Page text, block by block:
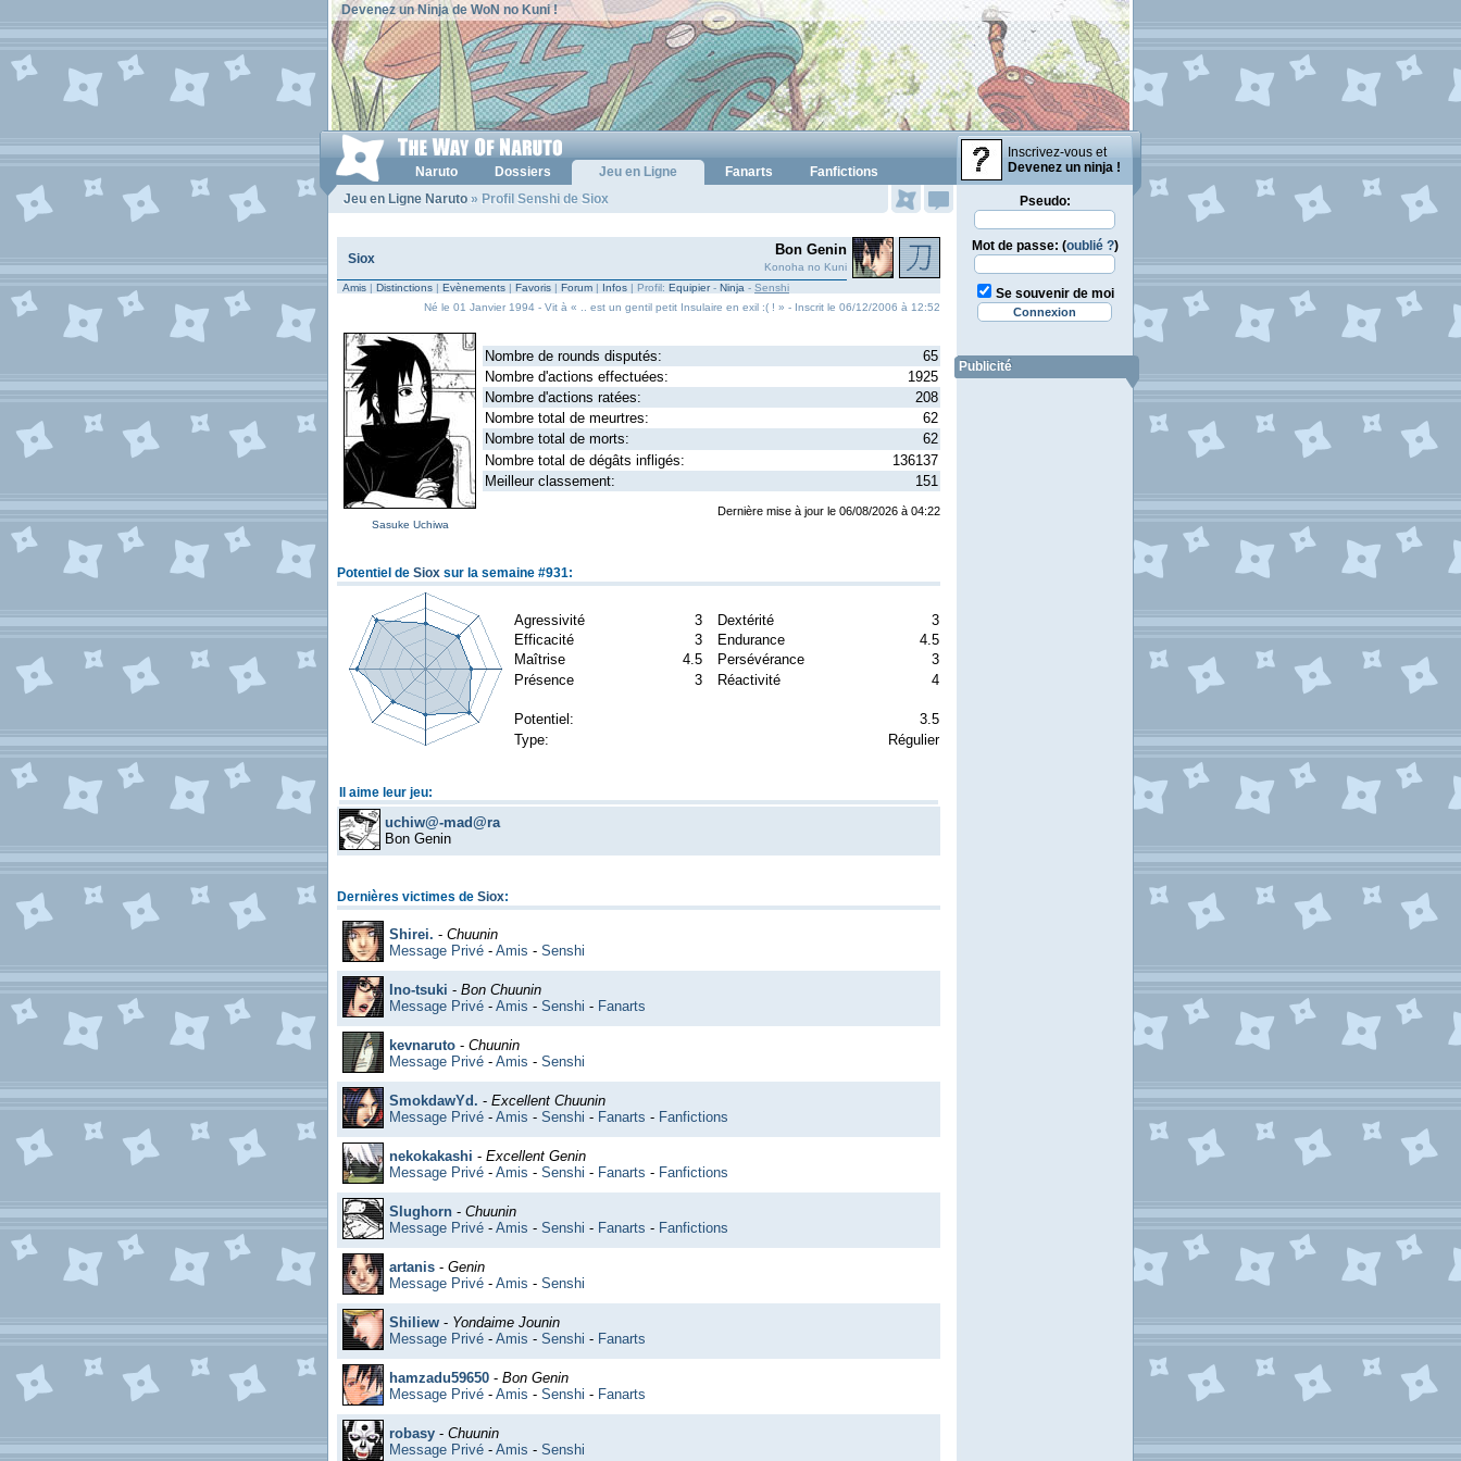
Devenez un Ninja de WoN no Kuni !
Inscrivez-vous et
Devenez un ninja !
Naruto Dossiers Jeu en Ligne Fanarts
Fanfictions
Jeu en Ligne Naruto » Profil Senshi de Siox
Siox
Bon Genin
Konoha no Kuni
Amis | Distinctions | Evènements | Favoris | Forum | Infos | Profil: Equipier- Ninja - Senshi
Né le 01 Janvier 1994 - Vit à « .. est un gentil petit Insulaire en exil :( ! » - Inscrit le 06/12/2006 à 12:52
Sasuke Uchiwa
Nombre de rounds disputés:
65
Nombre d'actions effectuées:
1925
Nombre d'actions ratées:
208
Nombre total de meurtres:
62
Nombre total de morts:
62
Nombre total de dégâts infligés:
136137
Meilleur classement:
151
Dernière mise à jour le 06/08/2026 à 04:22
Potentiel de Siox sur la semaine #931:
Agressivité 3 Dextérité
3
Efficacité
3 Endurance
4.5
Maîtrise
4.5 Persévérance
3
Présence
3 Réactivité 4
Potentiel:
3.5
Type:
Régulier
Il aime leur jeu:
uchiw@-mad@ra
Bon Genin
Dernières victimes de Siox:
Shirei. - Chuunin
Message Privé - Amis - Senshi
Ino-tsuki - Bon Chuunin
Message Privé - Amis - Senshi - Fanarts
kevnaruto - Chuunin
Message Privé - Amis - Senshi
SmokdawYd. - Excellent Chuunin
Message Privé - Amis - Senshi - Fanarts - Fanfictions
nekokakashi - Excellent Genin
Message Privé - Amis - Senshi - Fanarts - Fanfictions
Slughorn - Chuunin
Message Privé - Amis - Senshi - Fanarts - Fanfictions
artanis - Genin
Message Privé - Amis - Senshi
Shiliew - Yondaime Jounin
Message Privé - Amis - Senshi - Fanarts
hamzadu59650 - Bon Genin
Message Privé - Amis - Senshi - Fanarts
robasy - Chuunin
Message Privé - Amis - Senshi
Pseudo:
Mot de passe: (oublié ?)
Se souvenir de moi
Publicité